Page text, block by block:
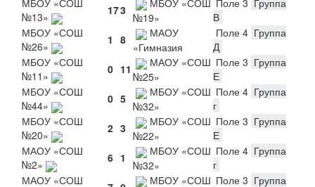
МБОУ «СОШ
№13»
173
МБОУ «СОШ
№19»
Поле 3 Группа
В
МБОУ «СОШ
№26»
1 8
МАОУ
«Гимназия
Поле 4 Группа
Д
МБОУ «СОШ
№11»
0 11
МАОУ «СОШ
№25»
Поле 3 Группа
Е
МБОУ «СОШ
№44»
0 5
МБОУ «СОШ
№32»
Поле 4 Группа
г
МБОУ «СОШ
№20»
2 3
МБОУ «СОШ
№22»
Поле 3 Группа
Е
МАОУ «СОШ
№2»
6 1
МБОУ «СОШ
№32»
Поле 4 Группа
г
МАОУ «СОШ
МБОУ «СОШ Поле 3 Группа